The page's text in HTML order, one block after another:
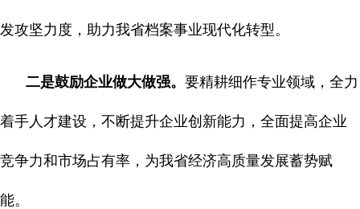
发攻坚力度，助力我省档案事业现代化转型。
二是鼓励企业做大做强。 要精耕细作专业领域，全力
着手人才建设，不断提升企业创新能力，全面提高企业
竞争力和市场占有率，为我省经济高质量发展蓄势赋
能。